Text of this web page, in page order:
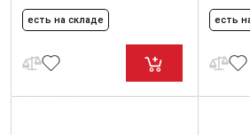
есть на складе есть